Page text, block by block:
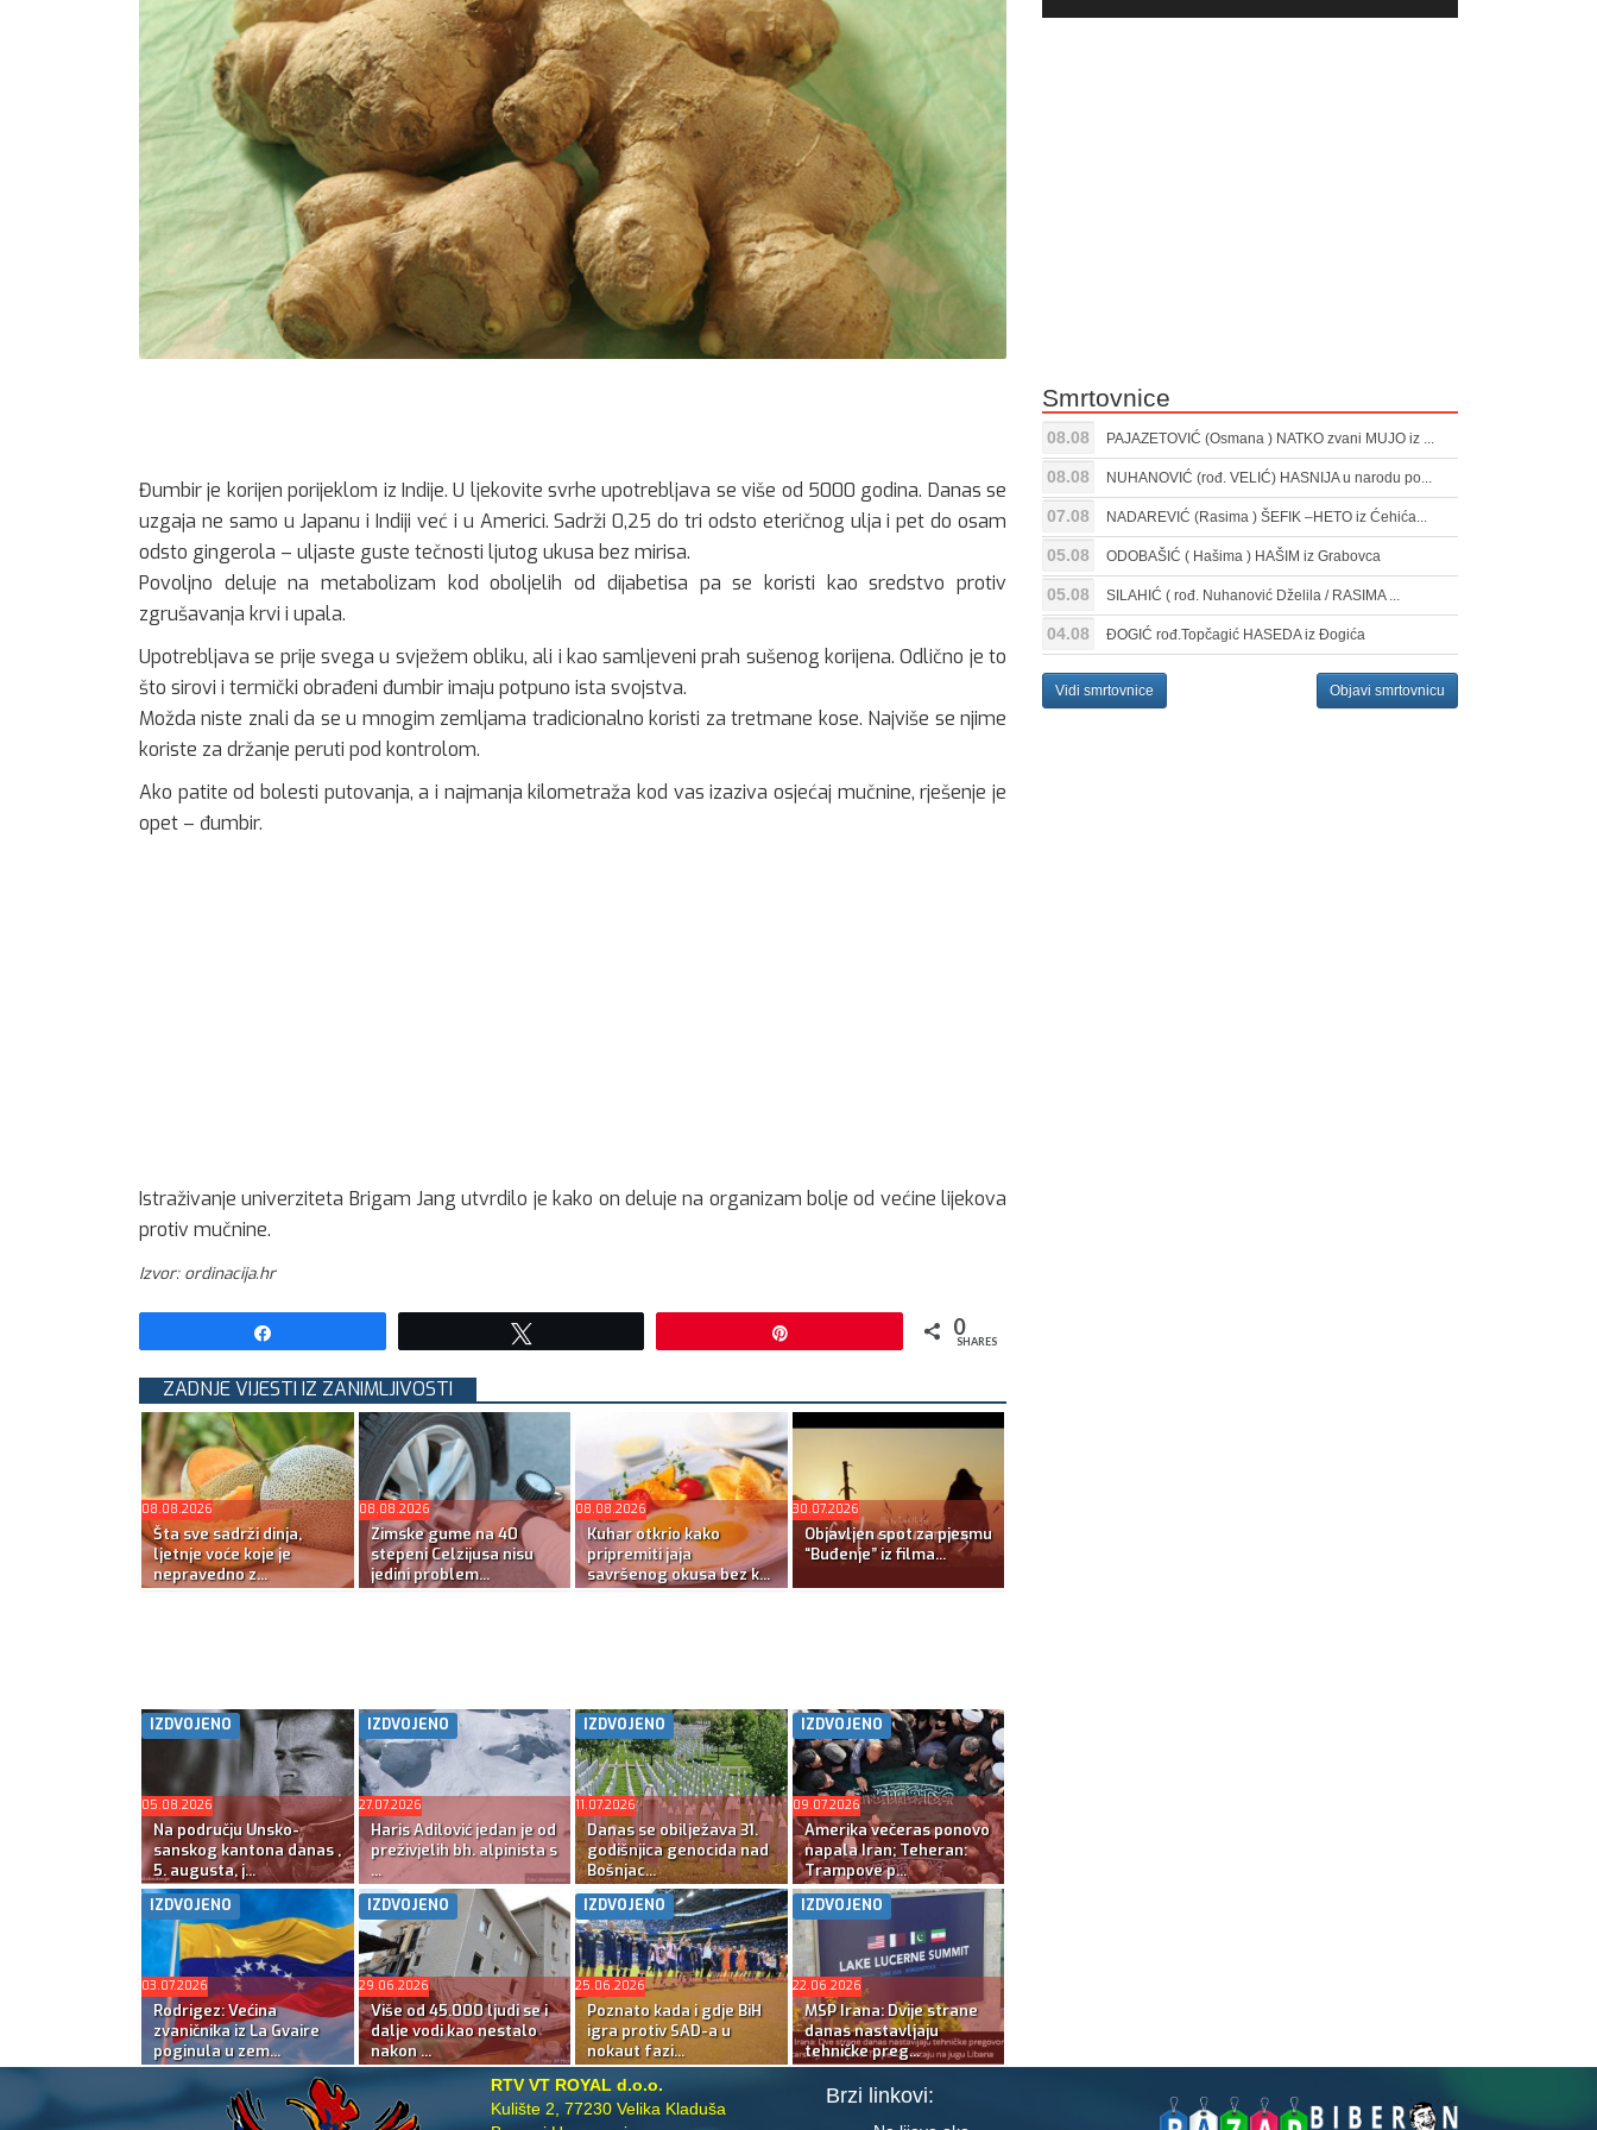
Đumbir je korijen porijeklom iz Indije. U ljekovite svrhe upotrebljava se više od 5000 godina. Danas se
uzgaja ne samo u Japanu i Indiji već i u Americi. Sadrži 0,25 do tri odsto eteričnog ulja i pet do osam
odsto gingerola – uljaste guste tečnosti ljutog ukusa bez mirisa.
Povoljno deluje na metabolizam kod oboljelih od dijabetisa pa se koristi kao sredstvo protiv
zgrušavanja krvi i upala.
Upotrebljava se prije svega u svježem obliku, ali i kao samljeveni prah sušenog korijena. Odlično je to
što sirovi i termički obrađeni đumbir imaju potpuno ista svojstva.
Možda niste znali da se u mnogim zemljama tradicionalno koristi za tretmane kose. Najviše se njime
koriste za držanje peruti pod kontrolom.
Ako patite od bolesti putovanja, a i najmanja kilometraža kod vas izaziva osjećaj mučnine, rješenje je
opet – đumbir.
Istraživanje univerziteta Brigam Jang utvrdilo je kako on deluje na organizam bolje od većine lijekova
protiv mučnine.
Izvor: ordinacija.hr
0
SHARES
ZADNJE VIJESTI IZ ZANIMLJIVOSTI
08.08.2026
Šta sve sadrži dinja,
ljetnje voće koje je
nepravedno z...
08.08.2026
Zimske gume na 40
stepeni Celzijusa nisu
jedini problem...
08.08.2026
Kuhar otkrio kako
pripremiti jaja
savršenog okusa bez k...
30.07.2026
Objavljen spot za pjesmu
“Buđenje” iz filma...
IZDVOJENO
05.08.2026
Na području Unsko-
sanskog kantona danas ,
5. augusta, j...
IZDVOJENO
27.07.2026
Haris Adilović jedan je od
preživjelih bh. alpinista s
...
IZDVOJENO
11.07.2026
Danas se obilježava 31.
godišnjica genocida nad
Bošnjac...
IZDVOJENO
09.07.2026
Amerika večeras ponovo
napala Iran; Teheran:
Trampove p...
IZDVOJENO
03.07.2026
Rodrigez: Većina
zvaničnika iz La Gvaire
poginula u zem...
IZDVOJENO
29.06.2026
Više od 45.000 ljudi se i
dalje vodi kao nestalo
nakon ...
IZDVOJENO
25.06.2026
Poznato kada i gdje BiH
igra protiv SAD-a u
nokaut fazi...
IZDVOJENO
22.06.2026
MSP Irana: Dvije strane
danas nastavljaju
tehničke preg...
Gore/Dole
Smrtovnice
08.08 PAJAZETOVIĆ (Osmana ) NATKO zvani MUJO iz ...
08.08 NUHANOVIĆ (rođ. VELIĆ) HASNIJA u narodu po...
07.08 NADAREVIĆ (Rasima ) ŠEFIK –HETO iz Ćehića...
05.08 ODOBAŠIĆ ( Hašima ) HAŠIM iz Grabovca
05.08 SILAHIĆ ( rođ. Nuhanović Dželila / RASIMA ...
04.08 ĐOGIĆ rođ.Topčagić HASEDA iz Đogića
Vidi smrtovnice Objavi smrtovnicu
RTV VT ROYAL d.o.o.
Kulište 2, 77230 Velika Kladuša
Brzi linkovi: